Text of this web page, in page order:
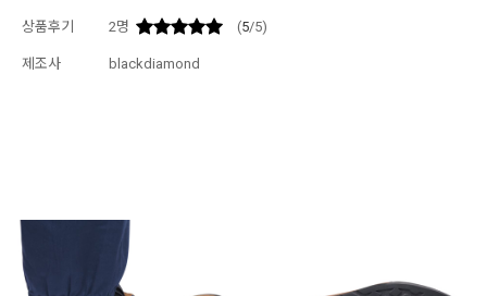
상품후기 2명 (5/5)
제조사 blackdiamond